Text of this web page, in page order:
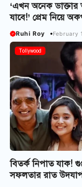
‘এখন অনেক
যাবে!’ প্রেম নিয়ে
Ruhi Roy February
Tollywood
বিতর্ক নিপাত যাক!
সফলতার রাত